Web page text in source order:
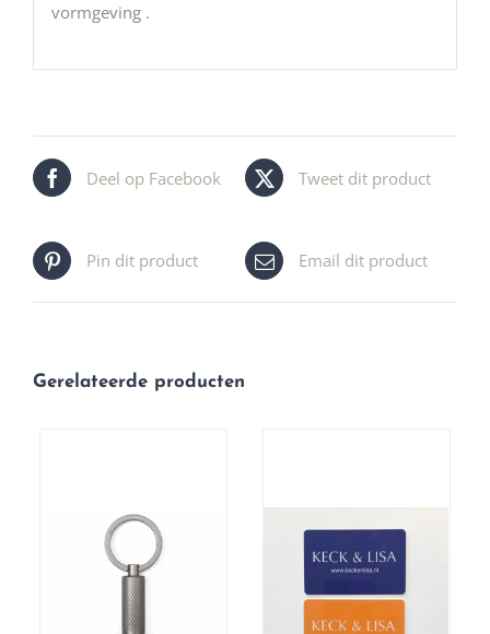
vormgeving .
Deel op Facebook Tweet dit product
Pin dit product Email dit product
Gerelateerde producten